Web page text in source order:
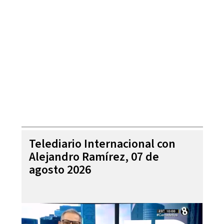
Telediario Internacional con
Alejandro Ramírez, 07 de
agosto 2026